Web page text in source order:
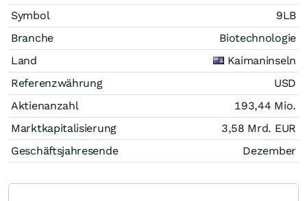
Symbol
9LB
Branche
Biotechnologie
Land
Kaimaninseln
Referenzwährung
USD
Aktienanzahl
193,44 Mio.
Marktkapitalisierung
3,58 Mrd. EUR
Geschäftsjahresende
Dezember